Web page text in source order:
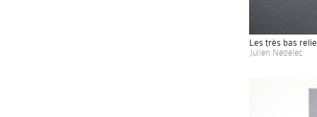
Les très bas
Julien Nédélec